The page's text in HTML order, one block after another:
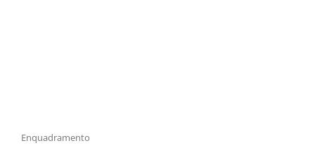
Enquadramento